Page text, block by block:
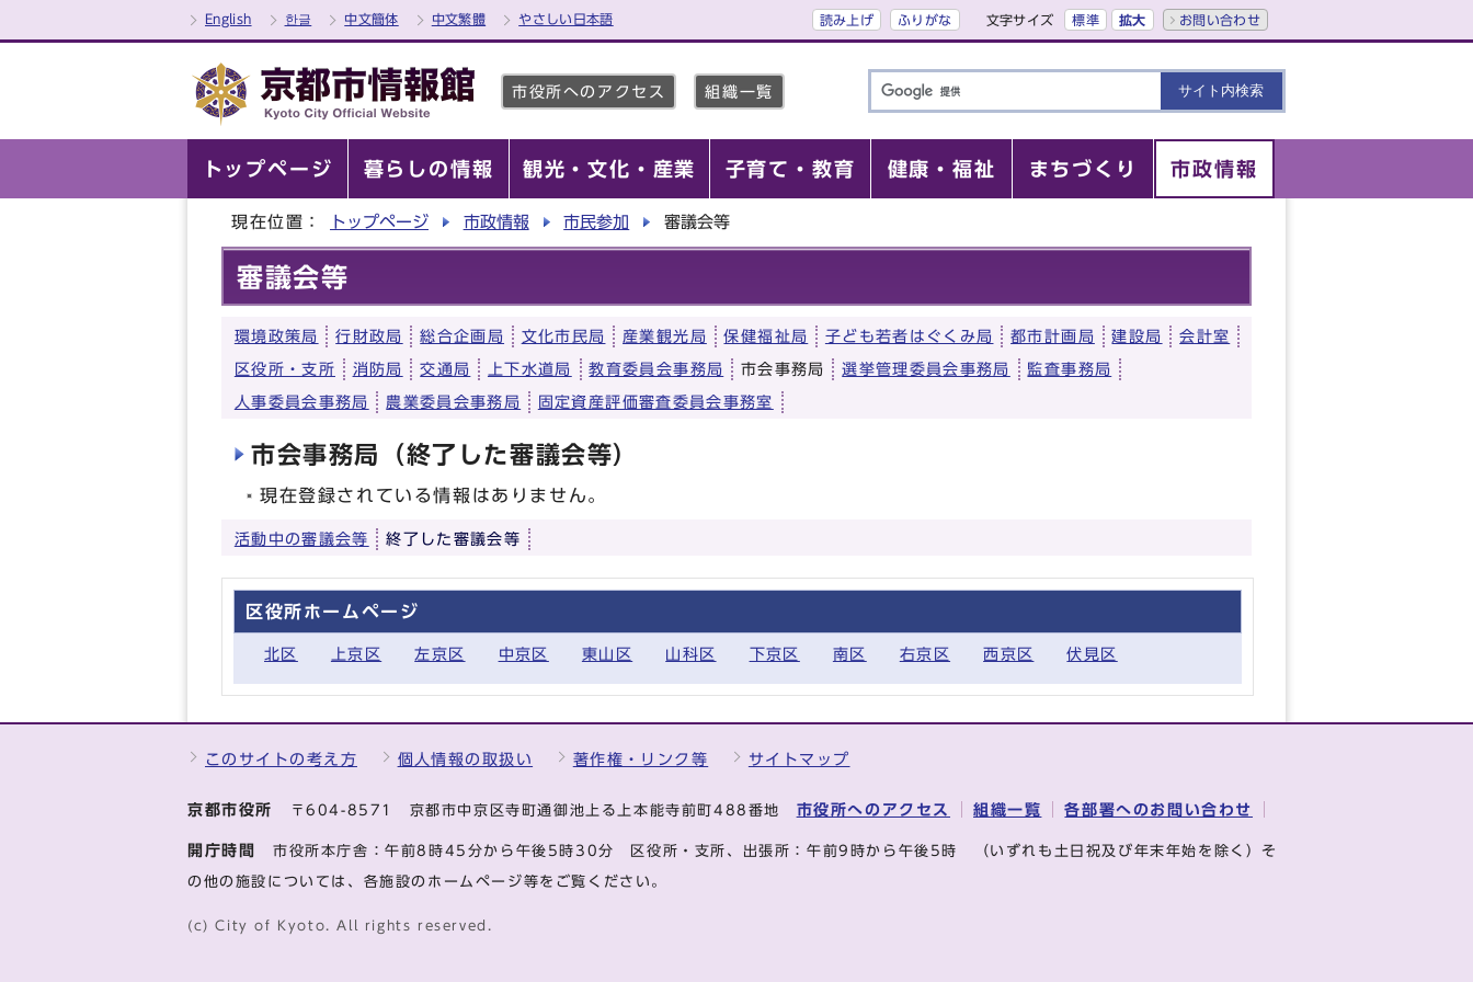
English 한글 中文簡体 中文繁體 やさしい日本語 読み上げ ふりがな 文字サイズ 標準 拡大 お問い合わせ
市役所へのアクセス 組織一覧
トップページ 暮らしの情報 観光・文化・産業 子育て・教育 健康・福祉 まちづくり 市政情報
現在位置： トップページ 市政情報 市民参加 審議会等
審議会等
環境政策局 行財政局 総合企画局 文化市民局 産業観光局 保健福祉局 子ども若者はぐくみ局 都市計画局 建設局 会計室
区役所・支所 消防局 交通局 上下水道局 教育委員会事務局 市会事務局 選挙管理委員会事務局 監査事務局
人事委員会事務局 農業委員会事務局 固定資産評価審査委員会事務室
市会事務局（終了した審議会等）
現在登録されている情報はありません。
活動中の審議会等 終了した審議会等
区役所ホームページ
北区 上京区 左京区 中京区 東山区 山科区 下京区 南区 右京区 西京区 伏見区
このサイトの考え方 個人情報の取扱い 著作権・リンク等 サイトマップ
京都市役所 〒604-8571 京都市中京区寺町通御池上る上本能寺前町488番地 市役所へのアクセス 組織一覧 各部署へのお問い合わせ
開庁時間 市役所本庁舎：午前8時45分から午後5時30分 区役所・支所、出張所：午前9時から午後5時 （いずれも土日祝及び年末年始を除く）そ
の他の施設については、各施設のホームページ等をご覧ください。
(c) City of Kyoto. All rights reserved.